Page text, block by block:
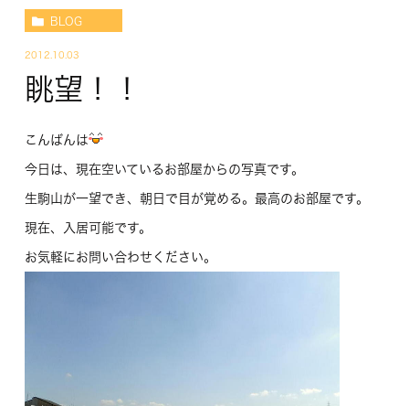
BLOG
2012.10.03
眺望！！
こんばんは
今日は、現在空いているお部屋からの写真です。
生駒山が一望でき、朝日で目が覚める。最高のお部屋です。
現在、入居可能です。
お気軽にお問い合わせください。